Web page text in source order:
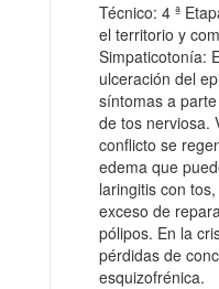
Técnico: 4 ª
el territorio y
Simpaticotonía:
ulceración del
síntomas a
de tos nerviosa.
conflicto se
edema que
laringitis con
exceso de
pólipos. En la
pérdidas de
esquizofrénica.